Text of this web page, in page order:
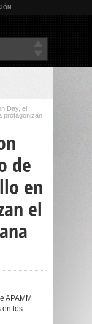
Day, el
protagonizan
de
en
el
APAMM
en los